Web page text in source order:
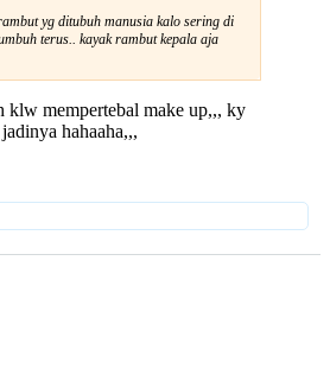
yg ditubuh manusia kalo sering di
terus.. kayak rambut kepala aja
klw mempertebal make up,,, ky
hahaaha,,,